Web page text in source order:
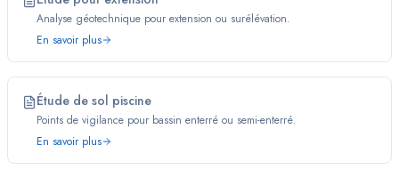
Analyse géotechnique pour extension ou surélévation.
En savoir plus
Étude de sol piscine
Points de vigilance pour bassin enterré ou semi-enterré.
En savoir plus